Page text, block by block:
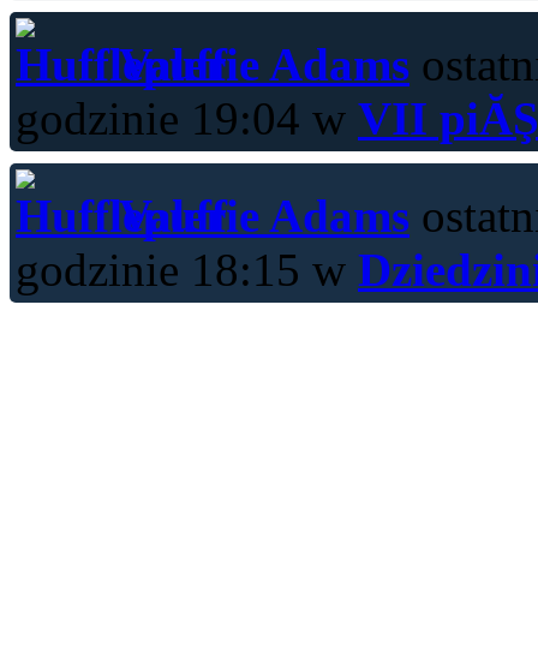
Valerie Adams
godzinie 19:04 w VII
Valerie Adams
godzinie 18:15 w